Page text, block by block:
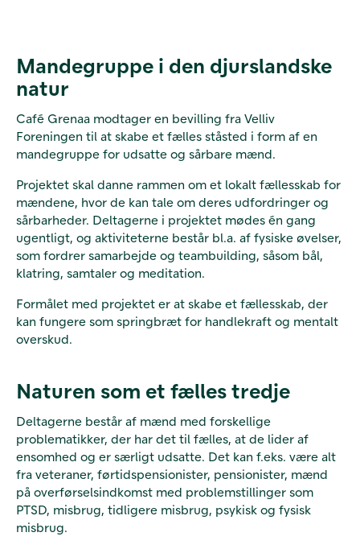
Mandegruppe i den djurslandske
natur
Café Grenaa modtager en bevilling fra Velliv
Foreningen til at skabe et fælles ståsted i form af en
mandegruppe for udsatte og sårbare mænd.
Projektet skal danne rammen om et lokalt fællesskab for
mændene, hvor de kan tale om deres udfordringer og
sårbarheder. Deltagerne i projektet mødes én gang
ugentligt, og aktiviteterne består bl.a. af fysiske øvelser,
som fordrer samarbejde og teambuilding, såsom bål,
klatring, samtaler og meditation.
Formålet med projektet er at skabe et fællesskab, der
kan fungere som springbræt for handlekraft og mentalt
overskud.
Naturen som et fælles tredje
Deltagerne består af mænd med forskellige
problematikker, der har det til fælles, at de lider af
ensomhed og er særligt udsatte. Det kan f.eks. være alt
fra veteraner, førtidspensionister, pensionister, mænd
på overførselsindkomst med problemstillinger som
PTSD, misbrug, tidligere misbrug, psykisk og fysisk
misbrug.